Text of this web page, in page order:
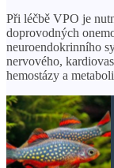
Při léčbě VPO je
doprovodných
neuroendokrinního
nervového,
hemostázy a